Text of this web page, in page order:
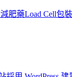
肥藥Load Cell包